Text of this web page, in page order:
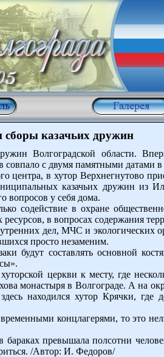
казачьих дружин
Волгоградской области.
совпало с двумя памятными датами
центра, в хутор Верхнегнутово
казачьих дружин из
вопросов у себя дома.
содействие в охране
в вопросах содержания
дел, МЧС и экологических
просто незаменим.
составлять основной
церкви к месту, где
монастыря в Волгограде. А на
находился хутор Крячки, где
концлагерями, то это
превышала полсотни
/Автор: И. Федоров/